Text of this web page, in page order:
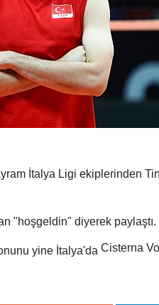
İtalya Ligi ekiplerinden
"hoşgeldin" diyerek paylaştı.
yine İtalya'da Cisterna